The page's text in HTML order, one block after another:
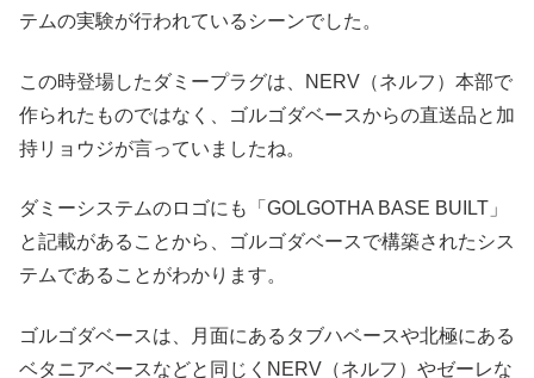
テムの実験が行われているシーンでした。
この時登場したダミープラグは、NERV（ネルフ）本部で
作られたものではなく、ゴルゴダベースからの直送品と加
持リョウジが言っていましたね。
ダミーシステムのロゴにも「GOLGOTHA BASE BUILT」
と記載があることから、ゴルゴダベースで構築されたシス
テムであることがわかります。
ゴルゴダベースは、月面にあるタブハベースや北極にある
ベタニアベースなどと同じくNERV（ネルフ）やゼーレな